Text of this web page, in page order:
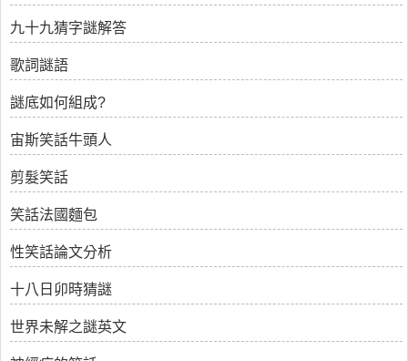
九十九猜字謎解答
歌詞謎語
謎底如何組成?
宙斯笑話牛頭人
剪髮笑話
笑話法國麵包
性笑話論文分析
十八日卯時猜謎
世界未解之謎英文